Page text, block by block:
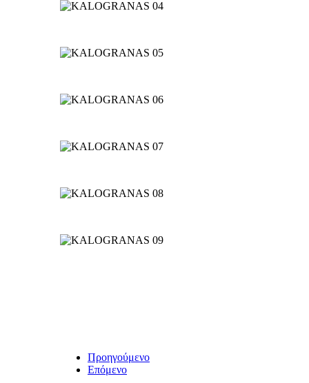
Προηγούμενο
Επόμενο